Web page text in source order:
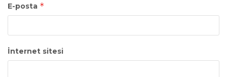
E-posta *
İnternet sitesi